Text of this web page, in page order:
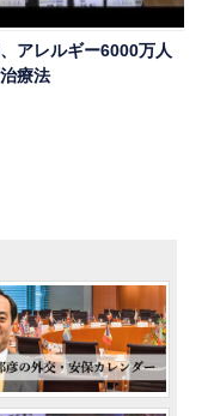
アレルギー6000万人
療法